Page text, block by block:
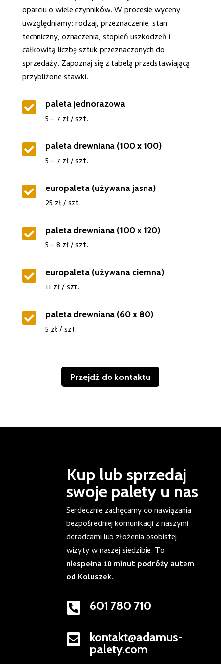
oparciu o wiele czynników. W procesie wyceny
uwzględniamy: rodzaj, przeznaczenie, stan
techniczny, oznaczenia, stopień uszkodzeń i
całkowitą liczbę sztuk przeznaczonych do
sprzedaży. Zapoznaj się z tabelą przedstawiającą
przybliżone stawki.
 paleta jednorazowa
5 - 7 zł / szt.
 paleta drewniana (100 x 100)
5 - 7 zł / szt.
 europaleta (używana jasna)
25 zł / szt.
 paleta drewniana (100 x 120)
5 - 8 zł / szt.
 europaleta (używana ciemna)
11 zł / szt.
 paleta drewniana (60 x 80)
5 zł / szt.
Przejdź do kontaktu
Kup lub sprzedaj
swoje palety u nas
Serdecznie zachęcamy do nawiązania
bezpośredniej komunikacji z naszymi
doradcami lub złożenia osobistej
wizyty w naszej siedzibie. To
niespełna 10 minut podróży autem
od Koluszek.
 601 780 710

kontakt@adamus-
palety.com